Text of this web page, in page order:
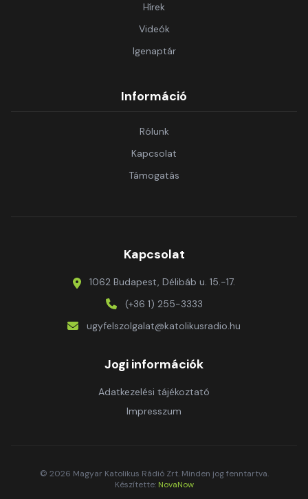
Hírek
Videók
Igenaptár
Információ
Rólunk
Kapcsolat
Támogatás
Kapcsolat
1062 Budapest, Délibáb u. 15.-17.
(+36 1) 255-3333
ugyfelszolgalat@katolikusradio.hu
Jogi információk
Adatkezelési tájékoztató
Impresszum
© 2026 Magyar Katolikus Rádió Zrt. Minden jog fenntartva.
Készítette: NovaNow